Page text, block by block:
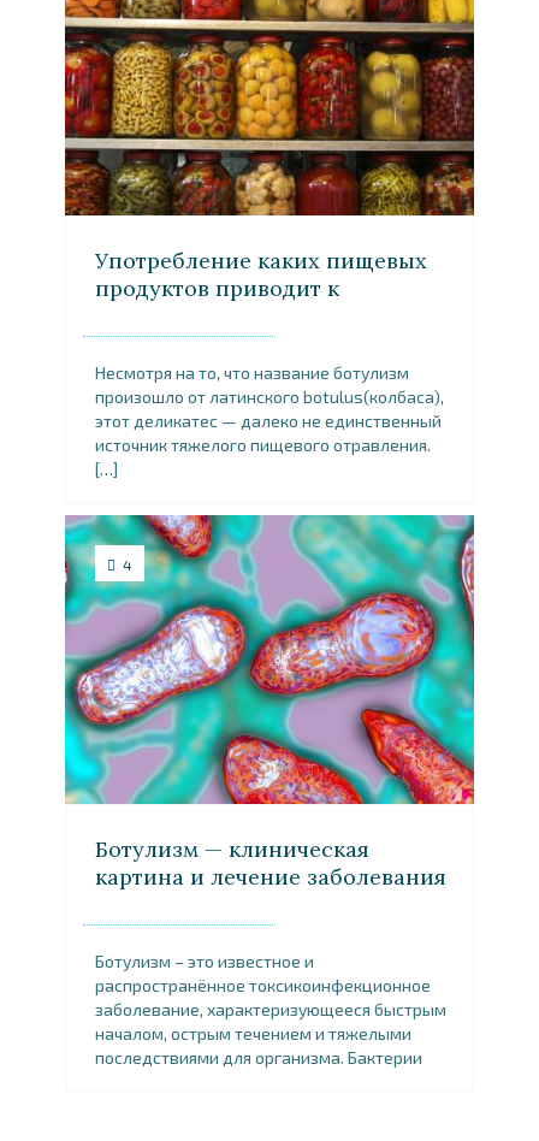
Употребление каких пищевых
продуктов приводит к
Несмотря на то, что название ботулизм
произошло от латинского botulus(колбаса),
этот деликатес — далеко не единственный
источник тяжелого пищевого отравления.
[…]
4
Ботулизм — клиническая
картина и лечение заболевания
Ботулизм – это известное и
распространённое токсикоинфекционное
заболевание, характеризующееся быстрым
началом, острым течением и тяжелыми
последствиями для организма. Бактерии